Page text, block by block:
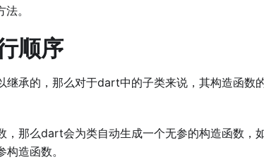
。
顺序
承的，那么对于dart中的子类来说，其构造函数
那么dart会为类自动生成一个无参的构造函数，
造函数。